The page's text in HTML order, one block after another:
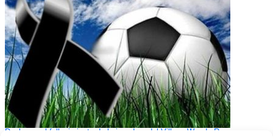
Duelo por el fallecimiento de la jugadora del Villena Wendy Ramos